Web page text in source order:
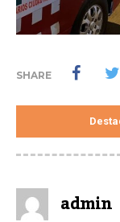
SHARE
admin